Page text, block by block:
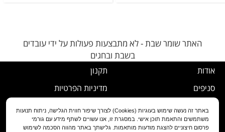
האתר שומר שבת - לא מתבצעות פעולות על ידי עובדים
בשבת ובחגים
אודות
סניפים
שירות לקוחות
תקנון
מדיניות הפרטיות
נוהל ביטול עסקה
מדיניות החלפה/החזרה/ביטול
באתר זה נעשה שימוש בעוגיות (Cookies) לצורך שיפור חווית הגלישה, ניתוח תנועות
משתמשים והתאמת תוכן אישי. במסגרת זו, אנו עשויים לשתף מידע עם גורמי
פרסום חיצוניים להצגת מודעות מותאמות. גלישתך באתר מהווה הסכמה לשימוש